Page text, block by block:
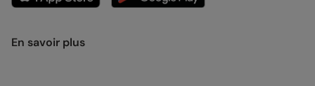
En savoir plus